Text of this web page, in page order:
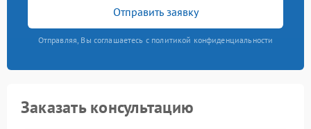
Отправить заявку
Отправляя, Вы соглашаетесь с политикой конфиденциальности
Заказать консультацию